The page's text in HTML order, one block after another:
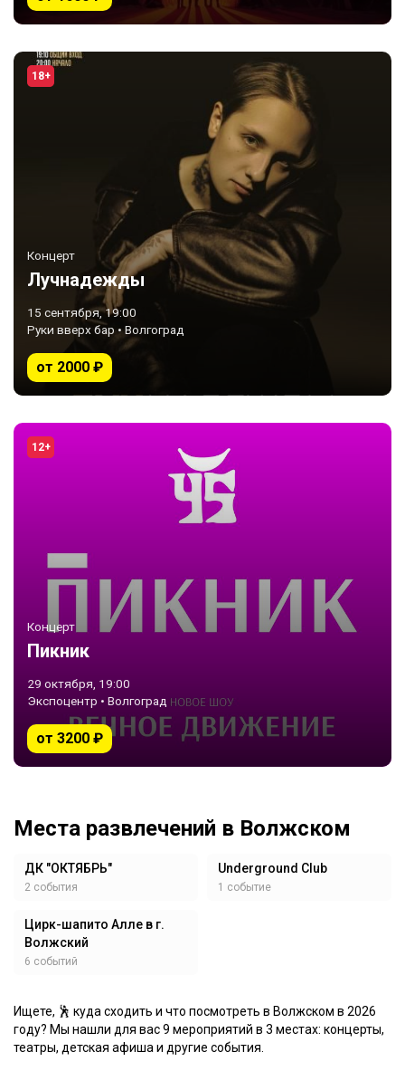
18+
Концерт
Лучнадежды
15 сентября, 19:00
Руки вверх бар • Волгоград
от 2000 ₽
12+
Концерт
Пикник
29 октября, 19:00
Экспоцентр • Волгоград
от 3200 ₽
Места развлечений в Волжском
ДК "ОКТЯБРЬ"
2 события
Underground Club
1 событие
Цирк-шапито Алле в г.
Волжский
6 событий
Ищете, 🕺 куда сходить и что посмотреть в Волжском в 2026
году? Мы нашли для вас 9 мероприятий в 3 местах: концерты,
театры, детская афиша и другие события.